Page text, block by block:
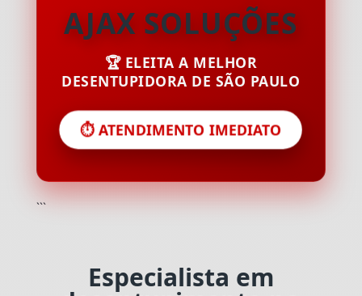
AJAX SOLUÇÕES
🏆 ELEITA A MELHOR
DESENTUPIDORA DE SÃO PAULO
⏱️ ATENDIMENTO IMEDIATO
```
Especialista em